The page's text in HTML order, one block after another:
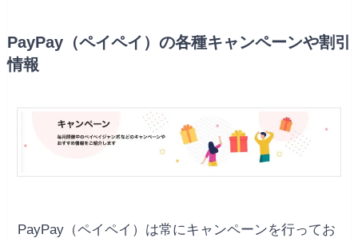
PayPay（ペイペイ）の各種キャンペーンや割引
情報
PayPay（ペイペイ）は常にキャンペーンを行ってお